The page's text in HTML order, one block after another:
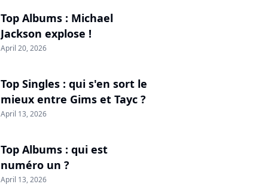
Top Albums : Michael
Jackson explose !
April 20, 2026
Top Singles : qui s'en sort le
mieux entre Gims et Tayc ?
April 13, 2026
Top Albums : qui est
numéro un ?
April 13, 2026